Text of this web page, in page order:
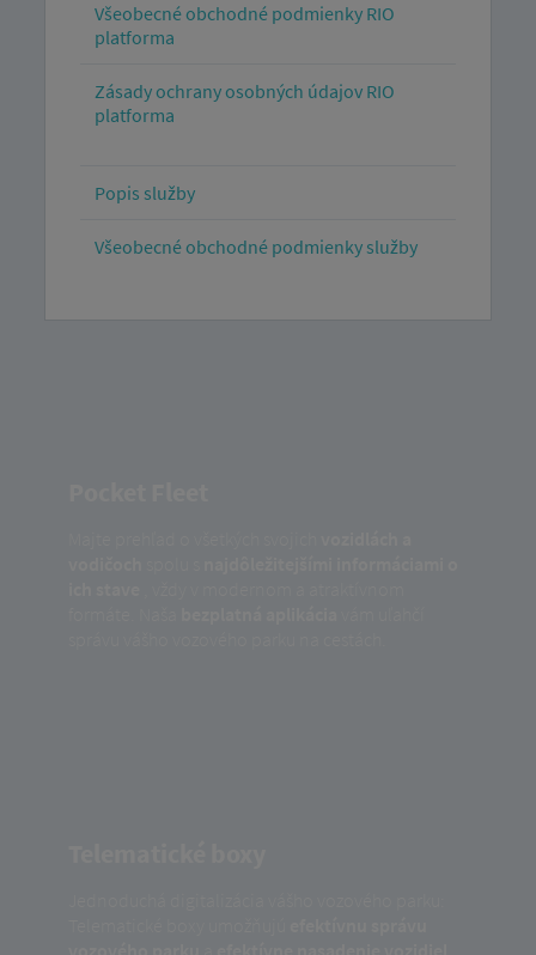
Všeobecné obchodné podmienky RIO
platforma
Zásady ochrany osobných údajov RIO
platforma
Popis služby
Všeobecné obchodné podmienky služby